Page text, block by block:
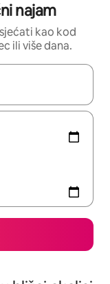
najam
kao kod
ili više dana.
ih pregledati